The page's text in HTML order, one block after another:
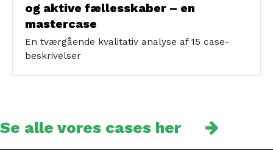
Voksne (+25 år) Foreningslivet Jobcenter
Naturen Sundhedshuset
og aktive fællesskaber – en
mastercase
En tværgående kvalitativ analyse af 15 case-
beskrivelser
Se alle vores cases her